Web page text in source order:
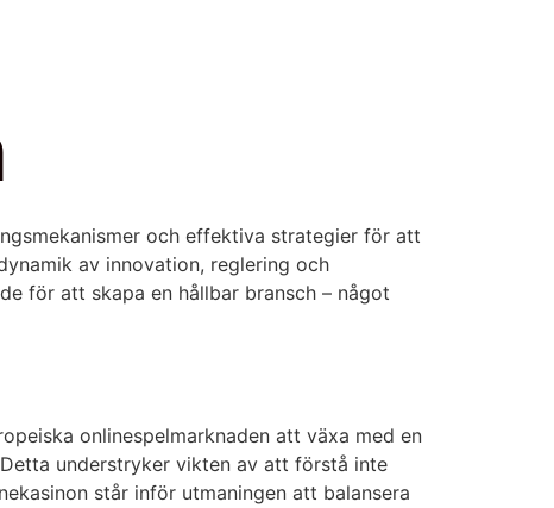
och effektiva strategier för att
av innovation, reglering och
för att skapa en hållbar bransch – något
onlinespelmarknaden att växa med en
understryker vikten av att förstå inte
står inför utmaningen att balansera